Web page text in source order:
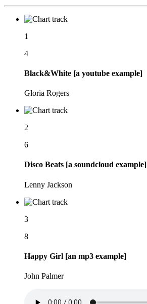
1
4
Black&White [a youtube example]
Gloria Rogers
2
6
Disco Beats [a soundcloud example]
Lenny Jackson
3
8
Happy Girl [an mp3 example]
John Palmer